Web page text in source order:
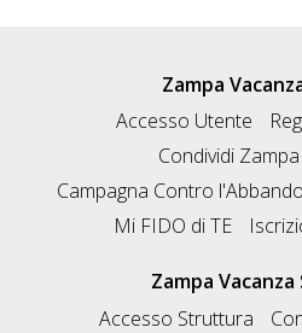
Zampa
Accesso Utente
Condividi
Campagna Contro
Mi FIDO di TE
Zampa
Accesso Struttura